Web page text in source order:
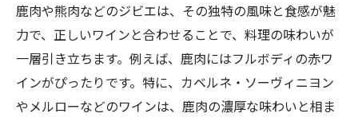
鹿肉や熊肉などのジビエは、その独特の風味と食感が魅
力で、正しいワインと合わせることで、料理の味わいが
一層引き立ちます。例えば、鹿肉にはフルボディの赤ワ
インがぴったりです。特に、カベルネ・ソーヴィニヨン
やメルローなどのワインは、鹿肉の濃厚な味わいと相ま